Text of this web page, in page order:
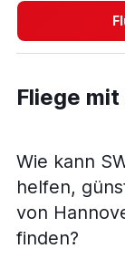
Flüge von
Flüge von
Flüge von
Fliege mit
Wie kann
helfen,
von
finden?